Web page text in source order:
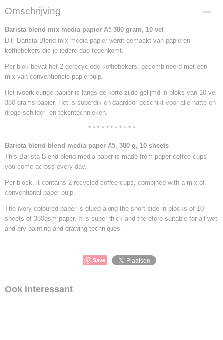
Netto gewicht
0,30 Kg
Bruto gewicht
0,30 Kg
Omschrijving
Barista blend mix media papier A5 380 gram, 10 vel
Dit Barista Blend mix media papier wordt gemaakt van papieren
koffiebekers die je iedere dag tegenkomt.
Per blok bevat het 2 gerecyclede koffiebekers, gecombineerd met een
mix van conventionele papierpulp.
Het ivoorkleurige papier is langs de korte zijde gelijmd in bloks van 10 vel
380 grams papier. Het is superdik en daardoor geschikt voor alle natte en
droge schilder- en tekentechnieken.
* * * * * * * * * * *
Barista blend blend media paper A5, 380 g, 10 sheets
This Barista Blend blend media paper is made from paper coffee cups
you come across every day.
Per block, it contains 2 recycled coffee cups, combined with a mix of
conventional paper pulp.
The ivory-coloured paper is glued along the short side in blocks of 10
sheets of 380gsm paper. It is super thick and therefore suitable for all wet
and dry painting and drawing techniques.
Save
Ook interessant